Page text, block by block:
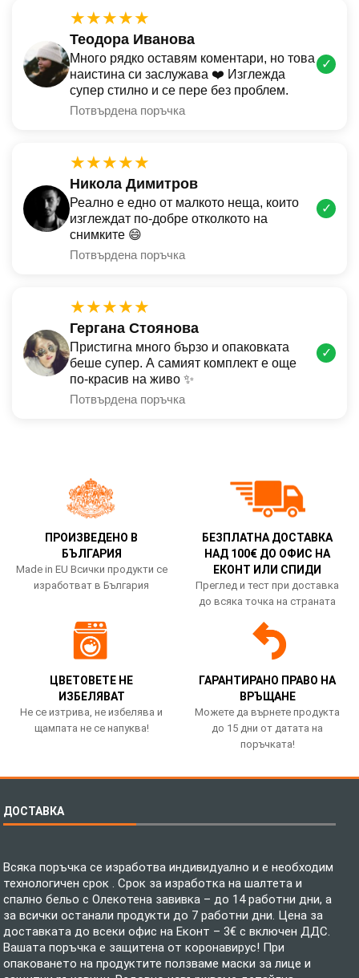
★★★★★
Теодора Иванова
Много рядко оставям коментари, но това
наистина си заслужава ❤️ Изглежда
супер стилно и се пере без проблем.
Потвърдена поръчка
✓
★★★★★
Никола Димитров
Реално е едно от малкото неща, които
изглеждат по-добре отколкото на
снимките 😄
Потвърдена поръчка
✓
★★★★★
Гергана Стоянова
Пристигна много бързо и опаковката
беше супер. А самият комплект е още
по-красив на живо ✨
Потвърдена поръчка
✓
ПРОИЗВЕДЕНО В
БЪЛГАРИЯ
Made in EU Всички продукти се
изработват в България
БЕЗПЛАТНА ДОСТАВКА
НАД 100€ ДО ОФИС НА
ЕКОНТ ИЛИ СПИДИ
Преглед и тест при доставка
до всяка точка на страната
ЦВЕТОВЕТЕ НЕ
ИЗБЕЛЯВАТ
Не се изтрива, не избелява и
щампата не се напуква!
ГАРАНТИРАНО ПРАВО НА
ВРЪЩАНЕ
Можете да върнете продукта
до 15 дни от датата на
поръчката!
ДОСТАВКА
Всяка поръчка се изработва индивидуално и е необходим
технологичен срок . Срок за изработка на шалтета и
спално бельо с Олекотена завивка – до 14 работни дни, а
за всички останали продукти до 7 работни дни. Цена за
доставката до всеки офис на Еконт – 3€ с включен ДДС.
Вашата поръчка е защитена от коронавирус! При
опаковането на продуктите ползваме маски за лице и